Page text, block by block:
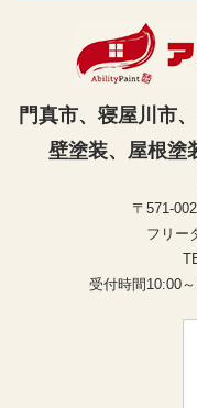
門真市、寝屋川市
壁塗装、屋根塗
〒571-
フリー
受付時間10:00